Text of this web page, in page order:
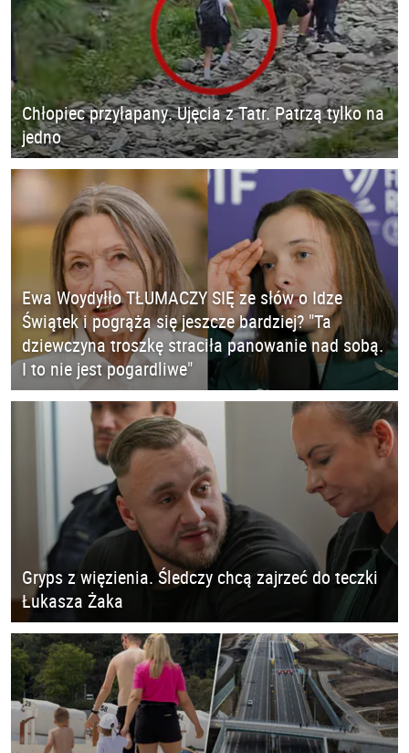
Chłopiec przyłapany. Ujęcia z Tatr. Patrzą tylko na
jedno
Ewa Woydyłło TŁUMACZY SIĘ ze słów o Idze
Świątek i pogrąża się jeszcze bardziej? "Ta
dziewczyna troszkę straciła panowanie nad sobą.
I to nie jest pogardliwe"
Gryps z więzienia. Śledczy chcą zajrzeć do teczki
Łukasza Żaka